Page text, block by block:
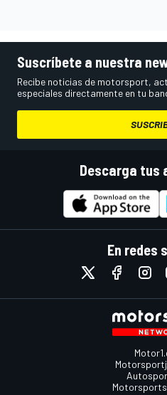
Suscríbete a nuestra
Recibe noticias de motorsport,
especiales directamente en tu
Descarga tus
En redes